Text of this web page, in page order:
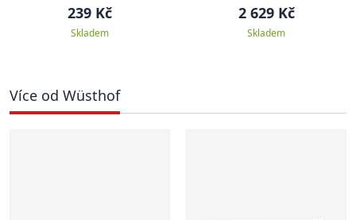
239 Kč
Skladem
GOURMET
2 629 Kč
Skladem
Více od Wüsthof